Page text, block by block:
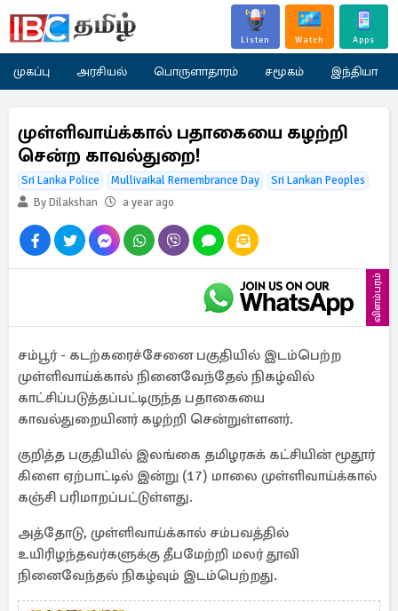
Listen Watch Apps
முகப்பு அரசியல் பொருளாதாரம் சமூகம் இந்தியா
முள்ளிவாய்க்கால் பதாகையை கழற்றி
சென்ற காவல்துறை!
Sri Lanka Police Mullivaikal Remembrance Day
Sri Lankan Peoples
By Dilakshan
a year ago
விளம்பரம்
சம்பூர் - கடற்கரைச்சேனை பகுதியில் இடம்பெற்ற
முள்ளிவாய்க்கால் நினைவேந்தேல் நிகழ்வில்
காட்சிப்படுத்தப்பட்டிருந்த பதாகையை
காவல்துறையினர் கழற்றி சென்றுள்ளனர்.
குறித்த பகுதியில் இலங்கை தமிழரசுக் கட்சியின் மூதூர்
கிளை ஏற்பாட்டில் இன்று (17) மாலை முள்ளிவாய்க்கால்
கஞ்சி பரிமாறப்பட்டுள்ளது.
அத்தோடு, முள்ளிவாய்க்கால் சம்பவத்தில்
உயிரிழந்தவர்களுக்கு தீபமேற்றி மலர் தூவி
நினைவேந்தல் நிகழ்வும் இடம்பெற்றது.